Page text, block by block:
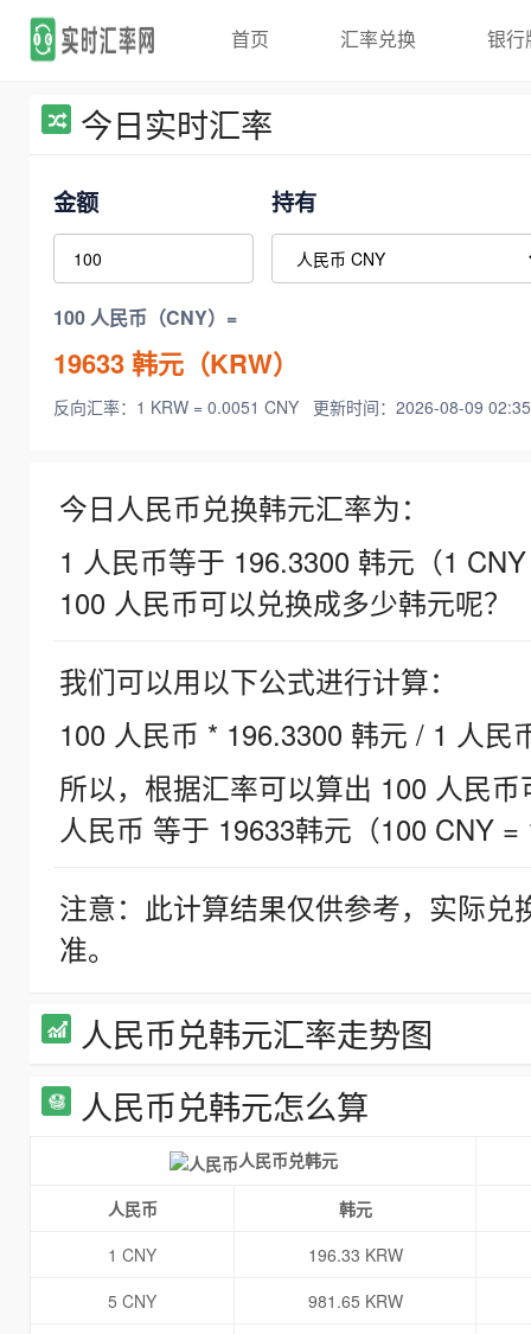
首页 汇率兑换 银行
今日实时汇率
金额 持有
100 人民币（CNY）=
19633韩元（KRW）
反向汇率：1 KRW = 0.0051 CNY 更新时间：2026-08-09
今日人民币兑换韩元汇率为：
1 人民币等于 196.3300 韩元（1
100 人民币可以兑换成多少韩元呢？
我们可以用以下公式进行计算：
100 人民币 * 196.3300 韩元 / 1 人民
所以，根据汇率可以算出 100 人民
人民币 等于 19633韩元（100 CNY =
注意：此计算结果仅供参考，实际
准。
人民币兑韩元汇率走势图
人民币兑韩元怎么算
人民币兑韩元
人民币
韩元
1 CNY
196.33 KRW
5 CNY
981.65 KRW